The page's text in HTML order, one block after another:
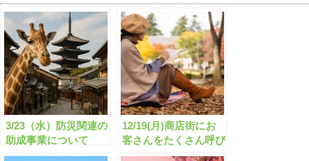
3/23（水）防災関連の
助成事業について
12/19(月)商店街にお
客さんをたくさん呼び
込もう！